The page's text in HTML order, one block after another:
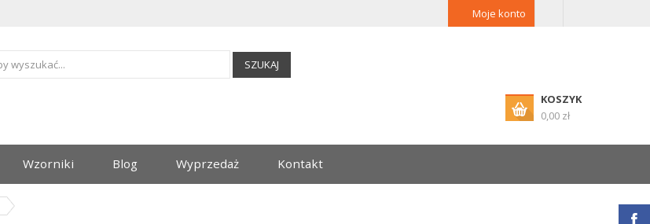
Moje konto
SZUKAJ
KOSZYK
0,00 zł
Wzorniki Blog Wyprzedaż Kontakt